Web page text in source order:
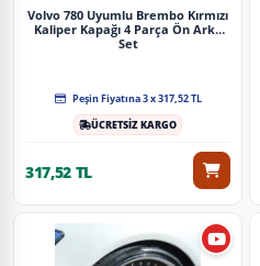
Volvo 780 Uyumlu Brembo Kırmızı
Kaliper Kapağı 4 Parça Ön Arka
Set
Peşin Fiyatına 3 x 317,52 TL
ÜCRETSİZ KARGO
317,52 TL